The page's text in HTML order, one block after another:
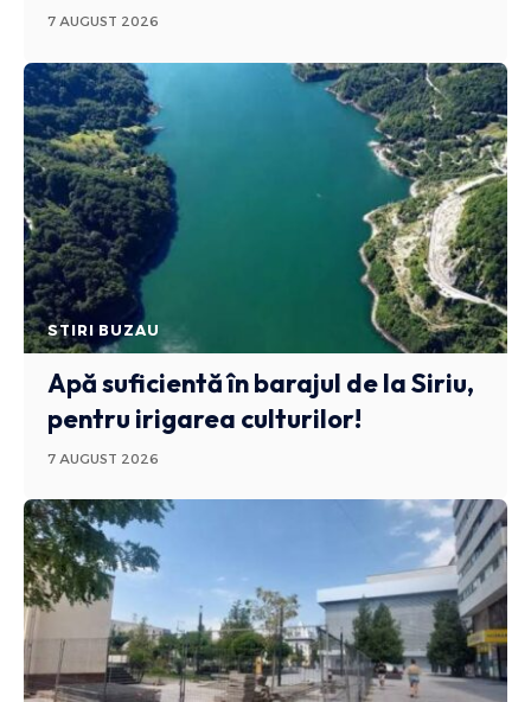
7 AUGUST 2026
STIRI BUZAU
Apă suficientă în barajul de la Siriu,
pentru irigarea culturilor!
7 AUGUST 2026